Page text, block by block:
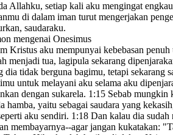
Allahku, setiap kali aku mengingat
di dalam iman turut mengerjakan
saudaraku.
mengenai Onesimus
Kristus aku mempunyai kebebasan
menjadi tua, lagipula sekarang
dia tidak berguna bagimu, tetapi sekarang
untuk melayani aku selama aku
dengan sukarela. 1:15 Sebab mungkin
hamba, yaitu sebagai saudara yang kekasih
aku sendiri. 1:18 Dan kalau dia sudah
membayarnya--agar jangan kukatakan: